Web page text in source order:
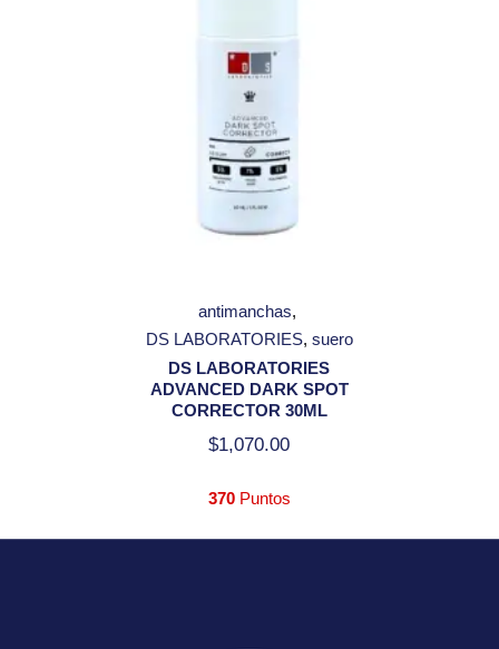
antimanchas
DS LABORATORIES suero
DS LABORATORIES
ADVANCED DARK SPOT
CORRECTOR 30ML
$1,070.00
370Puntos